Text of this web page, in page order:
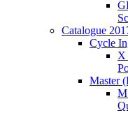
Catalogue
Cycle
X
Master